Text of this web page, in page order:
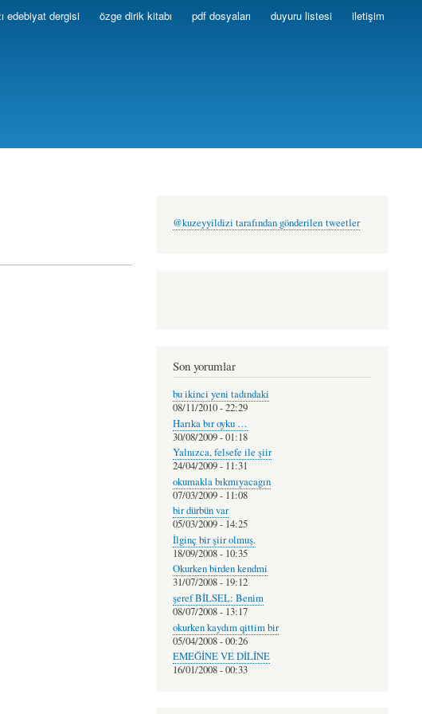
edebiyat dergisi özge dirik kitabı pdf dosyaları duyuru listesi iletişim
@kuzeyyildizi tarafından gönderilen tweetler
Son yorumlar
bu ikinci yeni tadındaki
08/11/2010 - 22:29
Harıka bır oyku …
30/08/2009 - 01:18
Yalnızca, felsefe ile şiir
24/04/2009 - 11:31
okumakla bıkmıyacagın
07/03/2009 - 11:08
bir dürbün var
05/03/2009 - 14:25
İlginç bir şiir olmuş.
18/09/2008 - 10:35
Okurken birden kendmi
31/07/2008 - 19:12
şeref BİLSEL: Benim
08/07/2008 - 13:17
okurken kaydım qittim bir
05/04/2008 - 00:26
EMEĞİNE VE DİLİNE
16/01/2008 - 00:33